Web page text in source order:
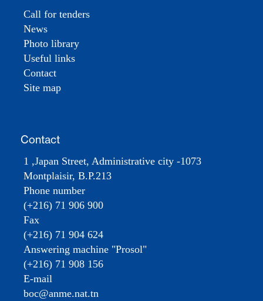
Call for tenders
News
Photo library
Useful links
Contact
Site map
Contact
1 ,Japan Street, Administrative city -1073
Montplaisir, B.P.213
Phone number
(+216) 71 906 900
Fax
(+216) 71 904 624
Answering machine "Prosol"
(+216) 71 908 156
E-mail
boc@anme.nat.tn